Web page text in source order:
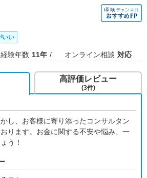
いい
経験年数 11年 オンライン相談 対応
し、お客様に寄り添ったコンサルタン
ります。お金に関する不安や悩み、一
う！
高評価レビュー
(3件)